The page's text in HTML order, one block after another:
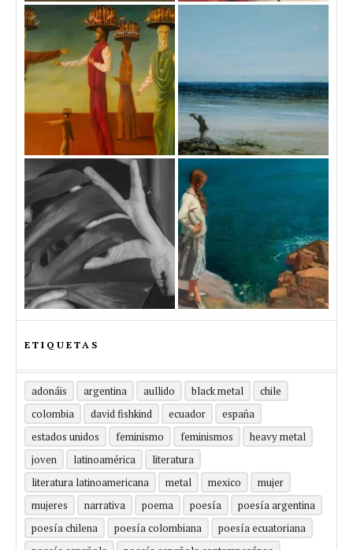
ETIQUETAS
adonáis argentina aullido black metal
chile
colombia
david fishkind ecuador
españa
estados unidos
feminismo feminismos
heavy metal
joven
latinoamérica
literatura
literatura latinoamericana
metal mexico
mujer
mujeres
narrativa poema poesía
poesía argentina
poesía chilena
poesía colombiana
poesía ecuatoriana